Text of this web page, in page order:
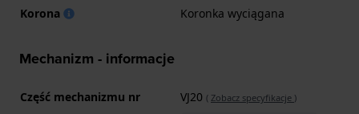
Korona
Koronka wyciągana
Mechanizm - informacje
Część mechanizmu nr VJ20 ( Zobacz specyfikacje )